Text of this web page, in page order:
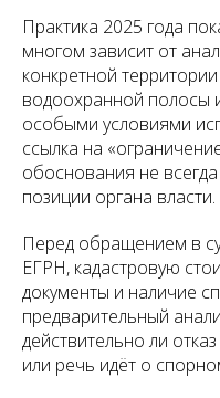
Практика 2025 года
многом зависит от
конкретной
водоохранной полосы
особыми условиями
ссылка на
обоснования не
позиции органа власти.
Перед обращением в
ЕГРН, кадастровую
документы и наличие
предварительный
действительно ли
или речь идёт о